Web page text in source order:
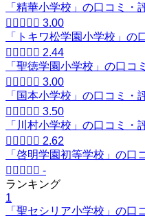
「精華小学校」の口コミ・
     3.00
「トキワ松学園小学校」の
     2.44
「聖徳学園小学校」の口コ
     3.00
「国本小学校」の口コミ・
     3.50
「川村小学校」の口コミ・
     2.62
「啓明学園初等学校」の口
     -
ランキング
1
「聖セシリア小学校」の口